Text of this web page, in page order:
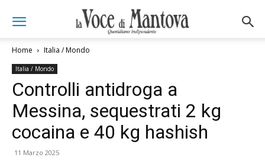
Home Italia / Mondo
Italia / Mondo
Controlli antidroga a
Messina, sequestrati 2 kg
cocaina e 40 kg hashish
11 Marzo 2025